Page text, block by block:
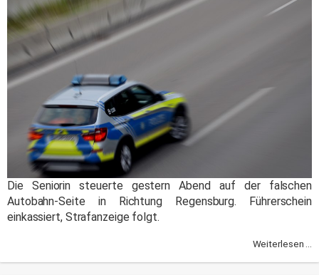
Die Seniorin steuerte gestern Abend auf der falschen
Autobahn-Seite in Richtung Regensburg. Führerschein
einkassiert, Strafanzeige folgt.
Weiterlesen ...